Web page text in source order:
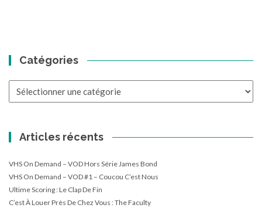
Catégories
Catégories
Articles récents
VHS On Demand – VOD Hors Série James Bond
VHS On Demand – VOD #1 – Coucou C’est Nous
Ultime Scoring : Le Clap De Fin
C’est À Louer Près De Chez Vous : The Faculty